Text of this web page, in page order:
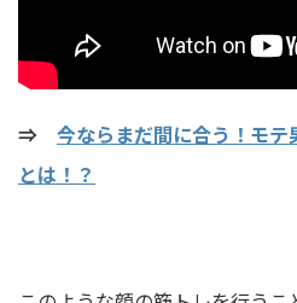
⇒ 今ならまだ間に合う！モ
とは！？